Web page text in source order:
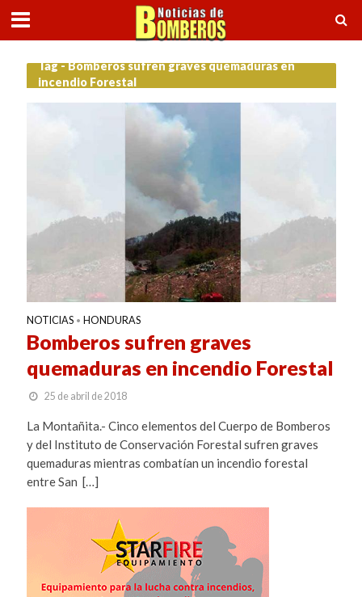
Tag - Bomberos sufren graves quemaduras en
incendio Forestal
NOTICIAS • HONDURAS
Bomberos sufren graves
quemaduras en incendio Forestal
25 de abril de 2018
La Montañita.- Cinco elementos del Cuerpo de Bomberos
y del Instituto de Conservación Forestal sufren graves
quemaduras mientras combatían un incendio forestal
entre San […]